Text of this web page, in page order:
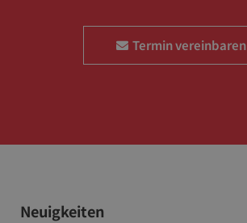
Termin vereinbaren
Neuigkeiten